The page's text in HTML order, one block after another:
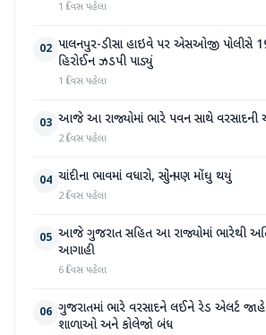
1 દિવસ પહેલા
02 પાલનપુર-ડીસા હાઇવે પર એસઓજી પોલીસે
હિરોઈન ઝડપી પાડ્યું
1 દિવસ પહેલા
03 આજે આ રાજ્યોમાં ભારે પવન સાથે વરસાદની
2 દિવસ પહેલા
04 ચાંદીના ભાવમાં વધારો, સોનું પણ મોંઘુ થયું
2 દિવસ પહેલા
05 આજે ગુજરાત સહિત આ રાજ્યોમાં ભારેથી
આગાહી
6 દિવસ પહેલા
06 ગુજરાતમાં ભારે વરસાદને લઈને રેડ એલર્ટ
શાળાઓ અને કોલેજો બંધ